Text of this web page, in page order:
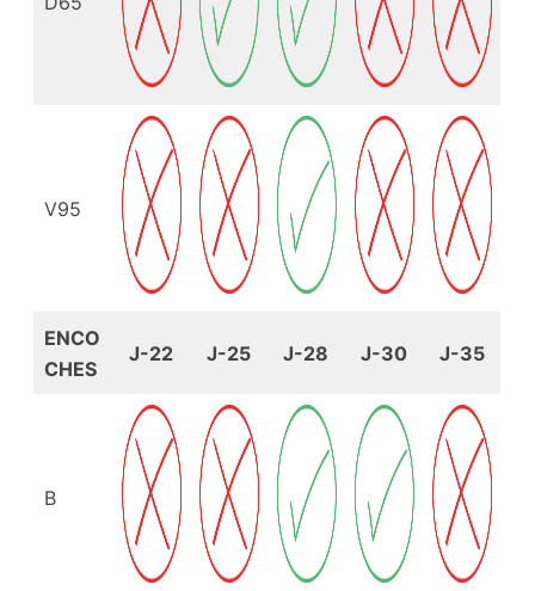
V95
ENCO
CHES
J-22 J-25 J-28 J-30 J-35
B